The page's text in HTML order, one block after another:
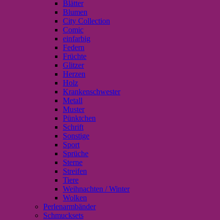
Blätter
Blumen
City Collection
Comic
einfarbig
Federn
Früchte
Glitzer
Herzen
Holz
Krankenschwester
Metall
Muster
Pünktchen
Schrift
Sonstige
Sport
Sprüche
Sterne
Streifen
Tiere
Weihnachten / Winter
Wolken
Perlenarmbänder
Schmucksets